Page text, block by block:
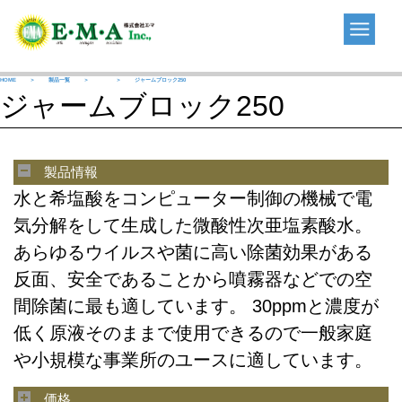
content
HOME ＞ 製品一覧 ＞ ＞ ジャームブロック250
ジャームブロック250
製品情報
水と希塩酸をコンピューター制御の機械で電
気分解をして生成した微酸性次亜塩素酸水。
あらゆるウイルスや菌に高い除菌効果がある
反面、安全であることから噴霧器などでの空
間除菌に最も適しています。 30ppmと濃度が
低く原液そのままで使用できるので一般家庭
や小規模な事業所のユースに適しています。
価格